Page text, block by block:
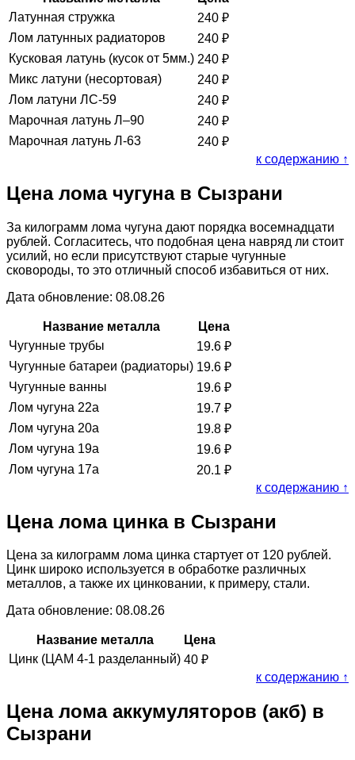
Латунная стружка
240 ₽
Лом латунных радиаторов
240 ₽
Кусковая латунь (кусок от 5мм.) 240 ₽
Микс латуни (несортовая)
240 ₽
Лом латуни ЛС-59
240 ₽
Марочная латунь Л–90
240 ₽
Марочная латунь Л-63
240 ₽
к содержанию ↑
Цена лома чугуна в Сызрани
За килограмм лома чугуна дают порядка восемнадцати
рублей. Согласитесь, что подобная цена навряд ли стоит
усилий, но если присутствуют старые чугунные
сковороды, то это отличный способ избавиться от них.
Дата обновление: 08.08.26
Название металла
Цена
Чугунные трубы
19.6 ₽
Чугунные батареи (радиаторы) 19.6 ₽
Чугунные ванны
19.6 ₽
Лом чугуна 22а
19.7 ₽
Лом чугуна 20а
19.8 ₽
Лом чугуна 19а
19.6 ₽
Лом чугуна 17а
20.1 ₽
к содержанию ↑
Цена лома цинка в Сызрани
Цена за килограмм лома цинка стартует от 120 рублей.
Цинк широко используется в обработке различных
металлов, а также их цинковании, к примеру, стали.
Дата обновление: 08.08.26
Название металла
Цена
Цинк (ЦАМ 4-1 разделанный) 40 ₽
к содержанию ↑
Цена лома аккумуляторов (акб) в
Сызрани